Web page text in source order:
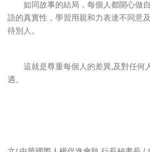
如同故事的結局，每個人都開心做自
語的真實性，學習用親和力表達不同意
待別人。
這就是尊重每個人的差異,及對任何
遇。